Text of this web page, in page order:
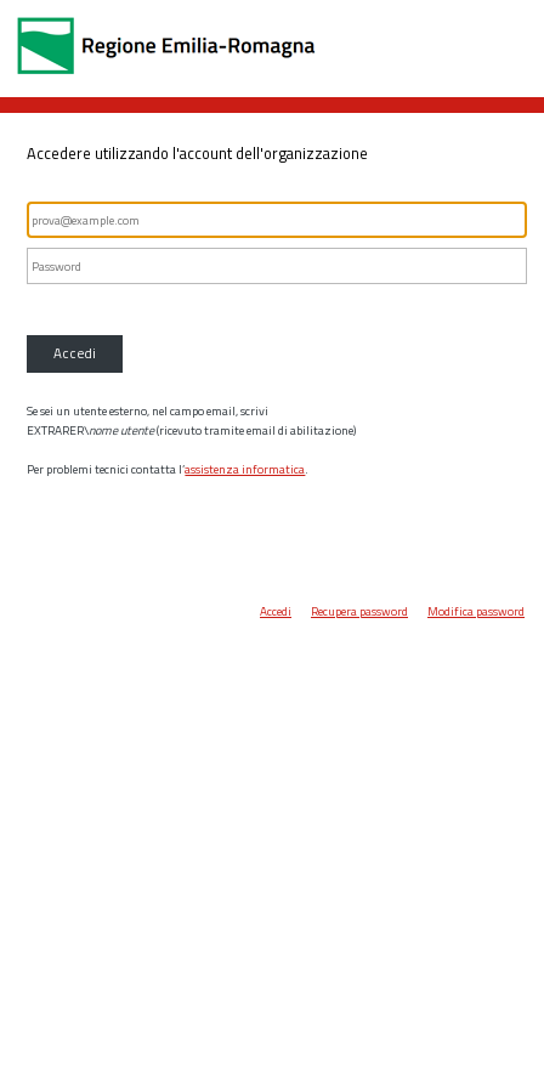
Accedere utilizzando l'account dell'organizzazione
Accedi
Se sei un utente esterno, nel campo email, scrivi
EXTRARER\nome utente(ricevuto tramite email di abilitazione)
Per problemi tecnici contatta l’assistenza informatica.
Accedi Recupera password Modifica password